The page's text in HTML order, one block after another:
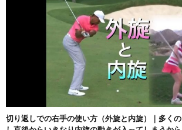
切り返しでの右手の使い方（外旋と内旋）｜多く